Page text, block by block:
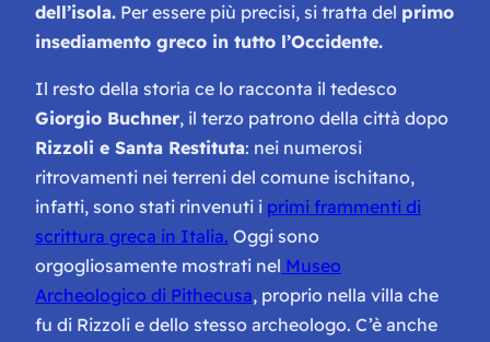
dell’isola. Per essere più precisi, si tratta del primo
insediamento greco in tutto l’Occidente.
Il resto della storia ce lo racconta il tedesco
Giorgio Buchner, il terzo patrono della città dopo
Rizzoli e Santa Restituta: nei numerosi
ritrovamenti nei terreni del comune ischitano,
infatti, sono stati rinvenuti i primi frammenti di
scrittura greca in Italia. Oggi sono
orgogliosamente mostrati nel Museo
Archeologico di Pithecusa, proprio nella villa che
fu di Rizzoli e dello stesso archeologo. C’è anche